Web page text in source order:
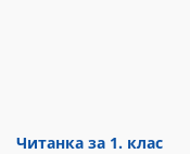
Читанка за 1. клас